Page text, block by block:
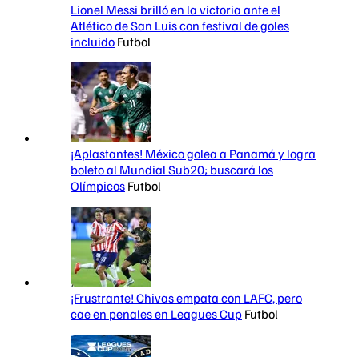
Lionel Messi brilló en la victoria ante el
Atlético de San Luis con festival de goles
incluido Futbol
¡Aplastantes! México golea a Panamá y logra
boleto al Mundial Sub20; buscará los
Olímpicos Futbol
¡Frustrante! Chivas empata con LAFC, pero
cae en penales en Leagues Cup Futbol